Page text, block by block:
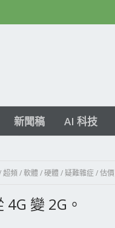
新聞稿 AI 科技
超頻 / 軟體 / 硬體 / 疑難雜症 / 估價
變 2G。